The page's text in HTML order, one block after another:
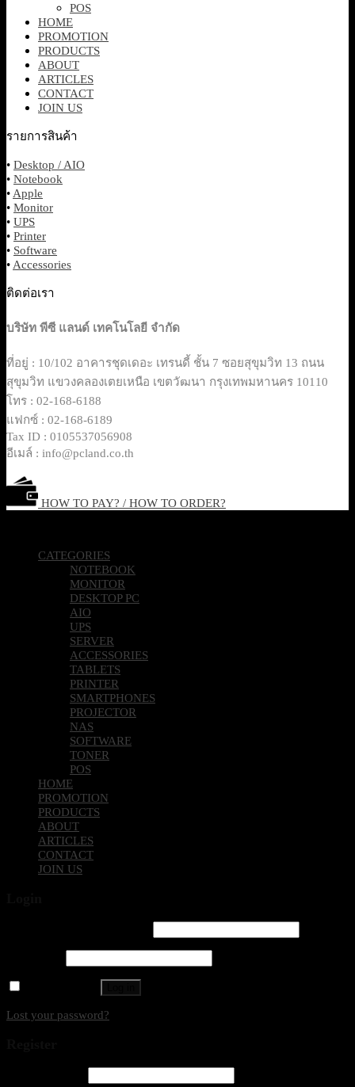
POS
HOME
PROMOTION
PRODUCTS
ABOUT
ARTICLES
CONTACT
JOIN US
รายการสินค้า
• Desktop / AIO
• Notebook
• Apple
• Monitor
• UPS
• Printer
• Software
• Accessories
ติดต่อเรา
บริษัท พีซี แลนด์ เทคโนโลยี จำกัด
ที่อยู่ : 10/102 อาคารชุดเดอะ เทรนดี้ ชั้น 7 ซอยสุขุมวิท 13 ถนน
สุขุมวิท แขวงคลองเตยเหนือ เขตวัฒนา กรุงเทพมหานคร 10110
โทร : 02-168-6188
แฟกซ์ : 02-168-6189
Tax ID : 0105537056908
อีเมล์ : info@pcland.co.th
HOW TO PAY? / HOW TO ORDER?
CATEGORIES
NOTEBOOK
MONITOR
DESKTOP PC
AIO
UPS
SERVER
ACCESSORIES
TABLETS
PRINTER
SMARTPHONES
PROJECTOR
NAS
SOFTWARE
TONER
POS
HOME
PROMOTION
PRODUCTS
ABOUT
ARTICLES
CONTACT
JOIN US
Lost your password?